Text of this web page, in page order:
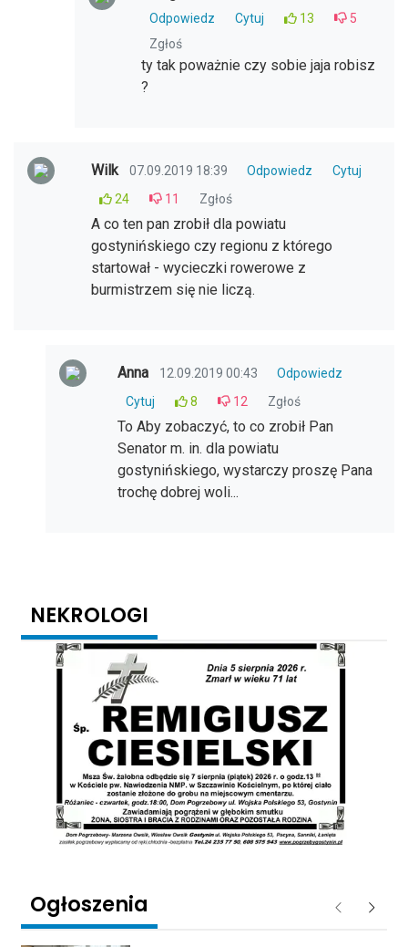
Odpowiedz
Cytuj 13
5
Zgłoś
ty tak poważnie czy sobie jaja robisz
?
Wilk 07.09.2019 18:39 Odpowiedz
Cytuj
24
11 Zgłoś
A co ten pan zrobił dla powiatu
gostynińskiego czy regionu z którego
startował - wycieczki rowerowe z
burmistrzem się nie liczą.
Anna 12.09.2019 00:43
Odpowiedz
Cytuj
8 12 Zgłoś
To Aby zobaczyć, to co zrobił Pan
Senator m. in. dla powiatu
gostynińskiego, wystarczy proszę Pana
trochę dobrej woli...
NEKROLOGI
Ogłoszenia Poprzednie